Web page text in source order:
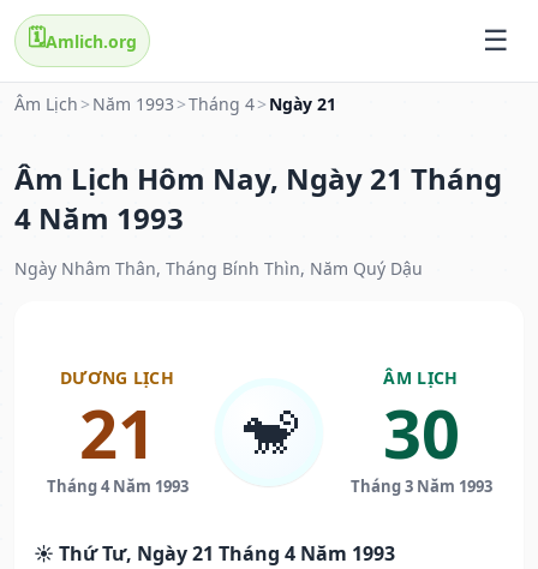
🗓️Amlich.org
Âm Lịch > Năm 1993 >Tháng 4> Ngày 21
Âm Lịch Hôm Nay, Ngày 21 Tháng
4 Năm 1993
Ngày Nhâm Thân, Tháng Bính Thìn, Năm Quý Dậu
DƯƠNG LỊCH
21
Tháng 4 Năm 1993
🐒
ÂM LỊCH
30
Tháng 3 Năm 1993
☀️ Thứ Tư, Ngày 21 Tháng 4 Năm 1993